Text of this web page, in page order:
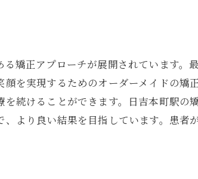
を手に入れるためのステップ
笑顔の変化とその効果
での治療がもたらす笑顔の利点
得られる持続的な笑顔の向上
矯正アプローチが展開されています。
を実現するためのオーダーメイドの矯
続けることができます。日吉本町駅の
より良い結果を目指しています。患者